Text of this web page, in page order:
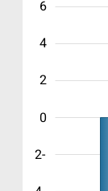
-2
0
2
4
6